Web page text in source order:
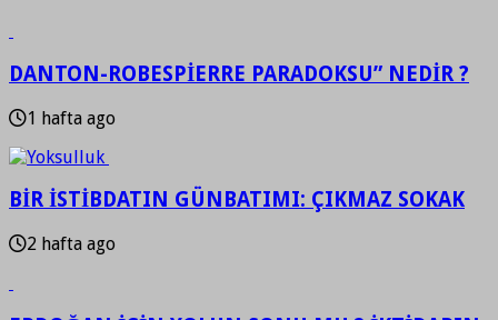
DANTON-ROBESPİERRE PARADOKSU” NEDİR ?
1 hafta ago
BİR İSTİBDATIN GÜNBATIMI: ÇIKMAZ SOKAK
2 hafta ago